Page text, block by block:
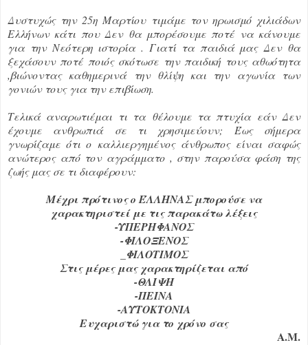
Δυστυχώς την 25η Μαρτίου τιμάμε τον ηρωισμό χιλιάδων
Ελλήνων κάτι που Δεν θα μπορέσουμε ποτέ να κάνουμε
για την Νεότερη ιστορία . Γιατί τα παιδιά μας Δεν θα
ξεχάσουν ποτέ ποιός σκότωσε την παιδική τους αθωότητα
,βιώνοντας καθημερινά την θλίψη και την αγωνία των
γονιών τους για την επιβίωση.
Τελικά αναρωτιέμαι τι τα θέλουμε τα πτυχία εάν Δεν
έχουμε ανθρωπιά σε τι χρησιμεύουν; Έως σήμερα
γνωρίζαμε ότι ο καλλιεργημένος άνθρωπος είναι σαφώς
ανώτερος από τον αγράμματο , στην παρούσα φάση της
ζωής μας σε τι διαφέρουν:
Μέχρι πρότινος ο ΈΛΛΗΝΑΣ μπορούσε να
χαρακτηριστεί με τις παρακάτω λέξεις
-ΥΠΕΡΗΦΑΝΟΣ
-ΦΙΛΟΞΕΝΟΣ
_ΦΙΛΟΤΙΜΟΣ
Στις μέρες μας χαρακτηρίζεται από
-ΘΛΙΨΗ
-ΠΕΙΝΑ
-ΑΥΤΟΚΤΟΝΙΑ
Ευχαριστώ για το χρόνο σας
Α.Μ.